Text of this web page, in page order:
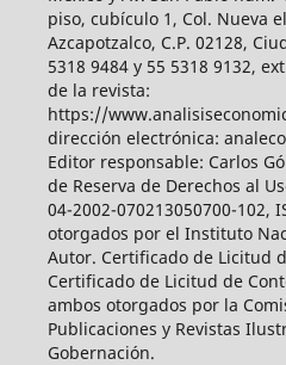
piso, cubículo 1, Col. Nueva
Azcapotzalco, C.P. 02128,
5318 9484 y 55 5318 9132,
de la revista:
https://
dirección electrónica:
Editor responsable: Carlos
de Reserva de Derechos al
04-2002-070213050700-102,
otorgados por el Instituto
Autor. Certificado de Licitud
Certificado de Licitud de
ambos otorgados por la
Publicaciones y Revistas
Gobernación.